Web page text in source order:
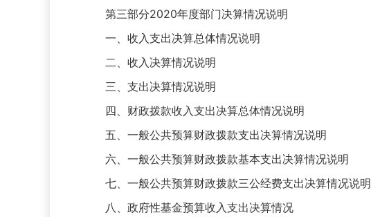
第三部分2020年度部门决算情况说明
一、收入支出决算总体情况说明
二、收入决算情况说明
三、支出决算情况说明
四、财政拨款收入支出决算总体情况说明
五、一般公共预算财政拨款支出决算情况说明
六、一般公共预算财政拨款基本支出决算情况说明
七、一般公共预算财政拨款三公经费支出决算情况说明
八、政府性基金预算收入支出决算情况